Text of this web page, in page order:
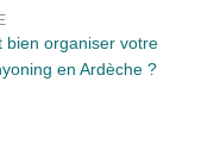
bien organiser votre
en Ardèche ?